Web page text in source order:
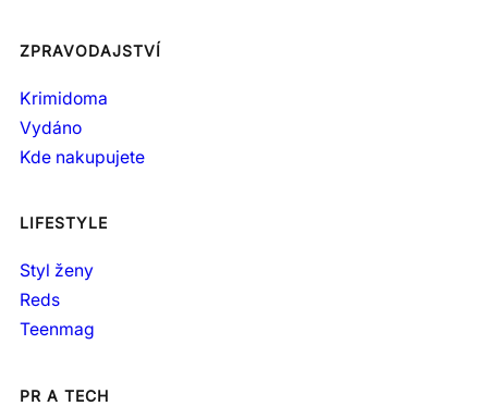
ZPRAVODAJSTVÍ
Krimidoma
Vydáno
Kde nakupujete
LIFESTYLE
Styl ženy
Reds
Teenmag
PR A TECH